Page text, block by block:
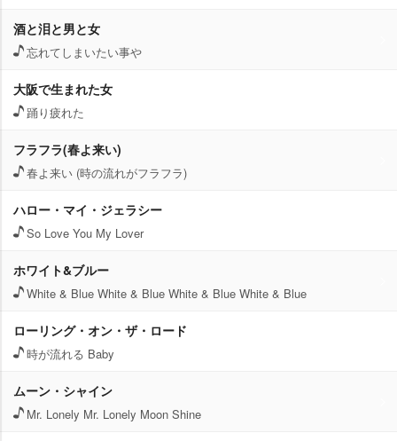
酒と泪と男と女
忘れてしまいたい事
大阪で生まれた女
踊り疲れた
フラフラ(春よ来い)
春よ来い (時の流れがフラフラ)
ハロー・マイ・ジェラシー
So Love You My Lover
ホワイト&ブルー
White & Blue White & Blue White & Blue White & Blue
ローリング・オン・ザ・ロード
時が流れる Baby
ムーン・シャイン
Mr. Lonely Mr. Lonely Moon Shine